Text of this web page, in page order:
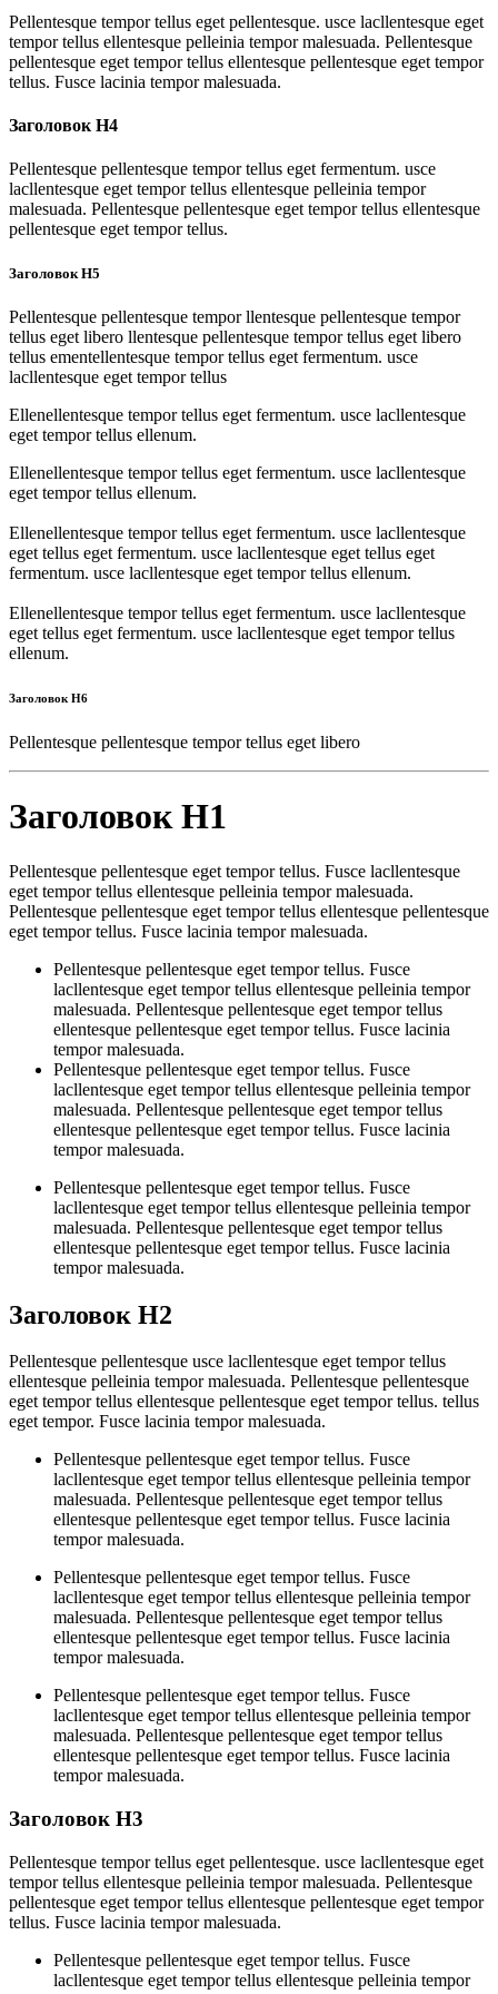
Pellentesque tempor tellus eget pellentesque. usce lacllentesque eget
tempor tellus ellentesque pelleinia tempor malesuada. Pellentesque
pellentesque eget tempor tellus ellentesque pellentesque eget tempor
tellus. Fusce lacinia tempor malesuada.
Заголовок H4
Pellentesque pellentesque tempor tellus eget fermentum. usce
lacllentesque eget tempor tellus ellentesque pelleinia tempor
malesuada. Pellentesque pellentesque eget tempor tellus ellentesque
pellentesque eget tempor tellus.
Заголовок H5
Pellentesque pellentesque tempor llentesque pellentesque tempor
tellus eget libero llentesque pellentesque tempor tellus eget libero
tellus ementellentesque tempor tellus eget fermentum. usce
lacllentesque eget tempor tellus
Ellenellentesque tempor tellus eget fermentum. usce lacllentesque
eget tempor tellus ellenum.
Ellenellentesque tempor tellus eget fermentum. usce lacllentesque
eget tempor tellus ellenum.
Ellenellentesque tempor tellus eget fermentum. usce lacllentesque
eget tellus eget fermentum. usce lacllentesque eget tellus eget
fermentum. usce lacllentesque eget tempor tellus ellenum.
Ellenellentesque tempor tellus eget fermentum. usce lacllentesque
eget tellus eget fermentum. usce lacllentesque eget tempor tellus
ellenum.
Заголовок H6
Pellentesque pellentesque tempor tellus eget libero
Заголовок H1
Pellentesque pellentesque eget tempor tellus. Fusce lacllentesque
eget tempor tellus ellentesque pelleinia tempor malesuada.
Pellentesque pellentesque eget tempor tellus ellentesque pellentesque
eget tempor tellus. Fusce lacinia tempor malesuada.
Pellentesque pellentesque eget tempor tellus. Fusce
lacllentesque eget tempor tellus ellentesque pelleinia tempor
malesuada. Pellentesque pellentesque eget tempor tellus
ellentesque pellentesque eget tempor tellus. Fusce lacinia
tempor malesuada.
Pellentesque pellentesque eget tempor tellus. Fusce
lacllentesque eget tempor tellus ellentesque pelleinia tempor
malesuada. Pellentesque pellentesque eget tempor tellus
ellentesque pellentesque eget tempor tellus. Fusce lacinia
tempor malesuada.
Pellentesque pellentesque eget tempor tellus. Fusce
lacllentesque eget tempor tellus ellentesque pelleinia tempor
malesuada. Pellentesque pellentesque eget tempor tellus
ellentesque pellentesque eget tempor tellus. Fusce lacinia
tempor malesuada.
Заголовок H2
Pellentesque pellentesque usce lacllentesque eget tempor tellus
ellentesque pelleinia tempor malesuada. Pellentesque pellentesque
eget tempor tellus ellentesque pellentesque eget tempor tellus. tellus
eget tempor. Fusce lacinia tempor malesuada.
Pellentesque pellentesque eget tempor tellus. Fusce
lacllentesque eget tempor tellus ellentesque pelleinia tempor
malesuada. Pellentesque pellentesque eget tempor tellus
ellentesque pellentesque eget tempor tellus. Fusce lacinia
tempor malesuada.
Pellentesque pellentesque eget tempor tellus. Fusce
lacllentesque eget tempor tellus ellentesque pelleinia tempor
malesuada. Pellentesque pellentesque eget tempor tellus
ellentesque pellentesque eget tempor tellus. Fusce lacinia
tempor malesuada.
Pellentesque pellentesque eget tempor tellus. Fusce
lacllentesque eget tempor tellus ellentesque pelleinia tempor
malesuada. Pellentesque pellentesque eget tempor tellus
ellentesque pellentesque eget tempor tellus. Fusce lacinia
tempor malesuada.
Заголовок H3
Pellentesque tempor tellus eget pellentesque. usce lacllentesque eget
tempor tellus ellentesque pelleinia tempor malesuada. Pellentesque
pellentesque eget tempor tellus ellentesque pellentesque eget tempor
tellus. Fusce lacinia tempor malesuada.
Pellentesque pellentesque eget tempor tellus. Fusce
lacllentesque eget tempor tellus ellentesque pelleinia tempor